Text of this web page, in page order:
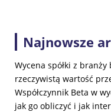
Najnowsze
Wycena spółki z
rzeczywistą wartość
Współczynnik Beta w
jak go obliczyć i jak